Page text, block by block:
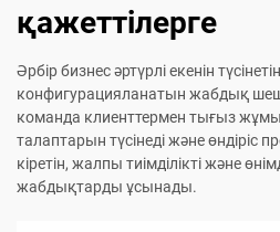
қажеттілерге
Әрбір бизнес әртүрлі екенін
конфигурацияланатын жабдық
команда клиенттермен тығыз
талаптарын түсінеді және өндіріс
кіретін, жалпы тиімділікті және
жабдықтарды ұсынады.